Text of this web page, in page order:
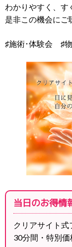
わかりやすく、す
是非この機会にご
♯施術･体験会 ♯
当日のお得情
クリアサイト
30分間・特別